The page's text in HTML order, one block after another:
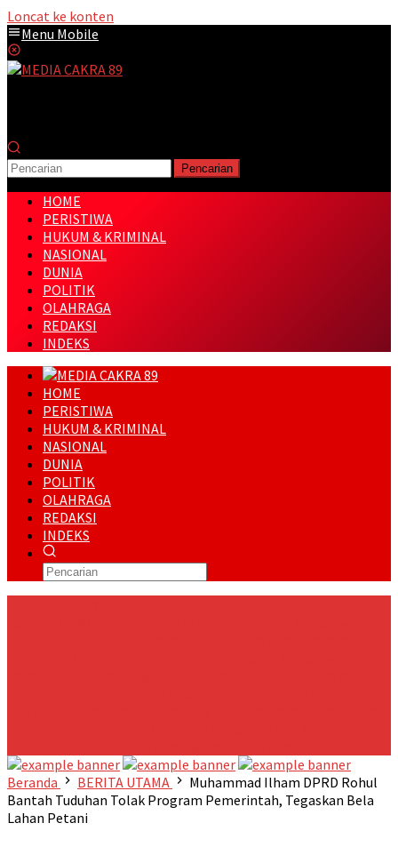
Loncat ke konten
Menu Mobile
Pencarian
HOME
PERISTIWA
HUKUM & KRIMINAL
NASIONAL
DUNIA
POLITIK
OLAHRAGA
REDAKSI
INDEKS
HOME
PERISTIWA
HUKUM & KRIMINAL
NASIONAL
DUNIA
POLITIK
OLAHRAGA
REDAKSI
INDEKS
Beranda
BERITA UTAMA
Muhammad Ilham DPRD Rohul
Bantah Tuduhan Tolak Program Pemerintah, Tegaskan Bela
Lahan Petani